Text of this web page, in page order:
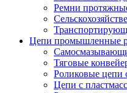
Ремни
Цепи промышленные
Тяговые
Роликовые цепи
Цепи с